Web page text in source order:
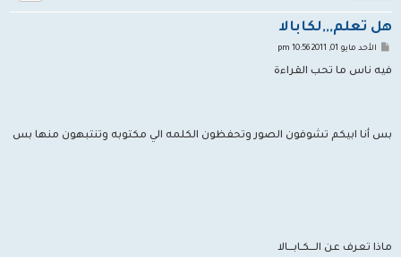
هل تعلم,,,لكابالا
م
ا
الأحد مايو 01, 2011 10:56 pm
فيه ناس ما تحب القراءة
بس أنا ابيكم تشوفون الصور وتحفظون الكلمه الي مكتوبه وتنتبهون منها بس
ماذا تعرف عن الـــكـابـــالا